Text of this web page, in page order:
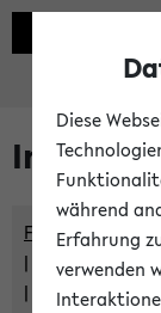
Im
Freie Räume
Hinweise der
Diese
während
Erfahrung
verwenden